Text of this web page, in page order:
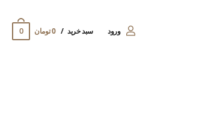
ورود سبد خرید 0 تومان 0